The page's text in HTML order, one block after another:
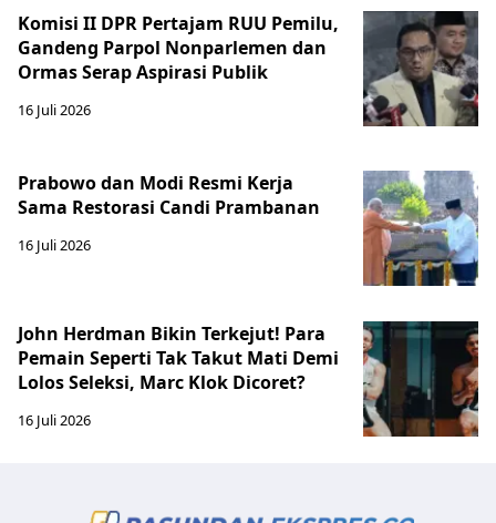
Komisi II DPR Pertajam RUU Pemilu,
Gandeng Parpol Nonparlemen dan
Ormas Serap Aspirasi Publik
16 Juli 2026
Prabowo dan Modi Resmi Kerja
Sama Restorasi Candi Prambanan
16 Juli 2026
John Herdman Bikin Terkejut! Para
Pemain Seperti Tak Takut Mati Demi
Lolos Seleksi, Marc Klok Dicoret?
16 Juli 2026